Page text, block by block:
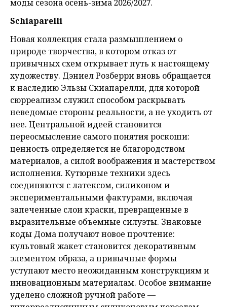
моды сезона осень-зима 2026/2027.
Schiaparelli
Новая коллекция стала размышлением о
природе творчества, в котором отказ от
привычных схем открывает путь к настоящему
художеству. Дэниел Розберри вновь обращается
к наследию Эльзы Скиапарелли, для которой
сюрреализм служил способом раскрывать
неведомые стороны реальности, а не уходить от
нее. Центральной идеей становится
переосмысление самого понятия роскоши:
ценность определяется не благородством
материалов, а силой воображения и мастерством
исполнения. Кутюрные техники здесь
соединяются с латексом, силиконом и
экспериментальными фактурами, включая
запеченные слои краски, превращенные в
выразительные объемные силуэты. Знаковые
коды Дома получают новое прочтение:
культовый жакет становится декоративным
элементом образа, а привычные формы
уступают место неожиданным конструкциям и
инновационным материалам. Особое внимание
уделено сложной ручной работе —